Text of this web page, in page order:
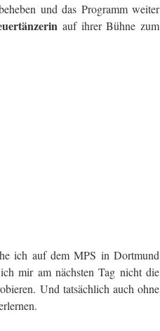
und das Programm weiter
auf ihrer Bühne zum
ich auf dem MPS in Dortmund
mir am nächsten Tag nicht die
Und tatsächlich auch ohne